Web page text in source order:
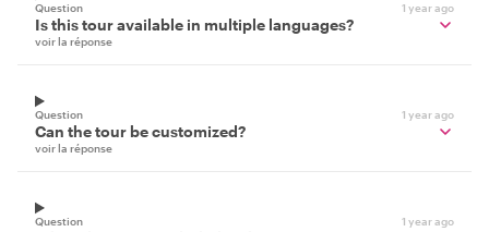
Question 1 year ago
Is this tour available in multiple languages?
voir la réponse
Question 1 year ago
Can the tour be customized?
voir la réponse
Question 1 year ago